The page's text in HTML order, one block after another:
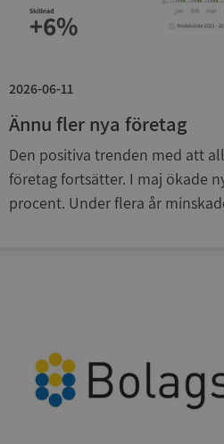
2026-06-11
Ännu fler nya företag
Den positiva trenden med att
företag fortsätter. I maj ökade
procent. Under flera år
VISITOR_PRIVACY_METADATA